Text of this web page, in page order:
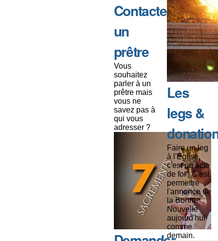
Contacter
un
prêtre
Vous
souhaitez
parler à un
prêtre mais
vous ne
savez pas à
qui vous
adresser ?
Les
legs &
Faire un leg
à l'Église,
c'est un acte
de foi ! C'est
permettre
l'annonce de
la Bonne
Nouvelle
aujourd'hui
comme
demain.